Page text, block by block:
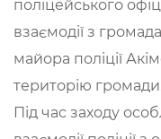
поліцейського
взаємодії з
майора поліції
територію
Під час заходу